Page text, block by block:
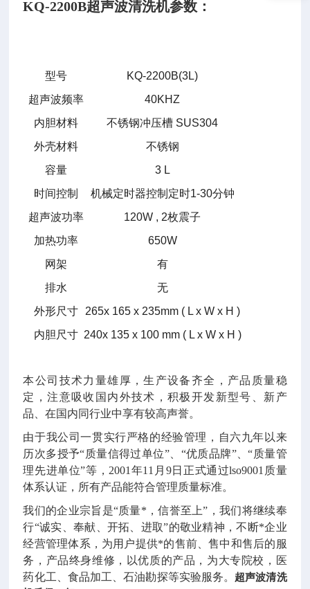
KQ-2200B超声波清洗机参数：
型号
KQ-2200B(3L)
超声波频率
40KHZ
内胆材料
不锈钢冲压槽 SUS304
外壳材料
不锈钢
容量
3 L
时间控制
机械定时器控制定时1-30分钟
超声波功率
120W , 2枚震子
加热功率
650W
网架
有
排水
无
外形尺寸
265x 165 x 235mm ( L x W x H )
内胆尺寸 240x 135 x 100 mm ( L x W x H )
本公司技术力量雄厚，生产设备齐全，产品质量稳
定，注意吸收国内外技术，积极开发新型号、新产
品、在国内同行业中享有较高声誉。
由于我公司一贯实行严格的经验管理，自六九年以来
历次多授予“质量信得过单位”、“优质品牌”、“质量管
理先进单位”等，2001年11月9日正式通过lso9001质量
体系认证，所有产品能符合管理质量标准。
我们的企业宗旨是“质量*，信誉至上”，我们将继续奉
行“诚实、奉献、开拓、进取”的敬业精神，不断*企业
经营管理体系，为用户提供*的售前、售中和售后的服
务，产品终身维修，以优质的产品，为大专院校，医
药化工、食品加工、石油勘探等实验服务。 超声波清洗